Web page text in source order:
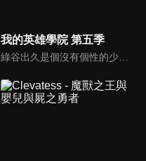
我的英雄學院 第五季
綠谷出久是個沒有個性的少年，但他仍憧憬並渴望成為英雄，也期望自己能進入培育英雄的菁英學校雄英高校就讀。但周圍的人都不看好沒有個性的他能成為英雄，讓他總是在他人的嘲笑與輕視中度過。直到他遇上了自己最仰慕的英雄，被人稱為「和平的象徵」的歐爾麥特，他的夢想將因此獲得會化為現實的可能性。